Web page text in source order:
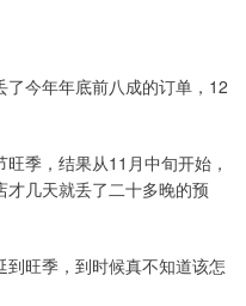
今年年底前八成的订单，12
季，结果从11月中旬开始，
几天就丢了二十多晚的预
旺季，到时候真不知道该怎